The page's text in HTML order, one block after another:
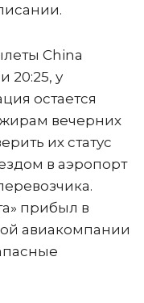
China
20:25, у
остается
вечерних
их статус
в аэропорт
прибыл в
авиакомпании